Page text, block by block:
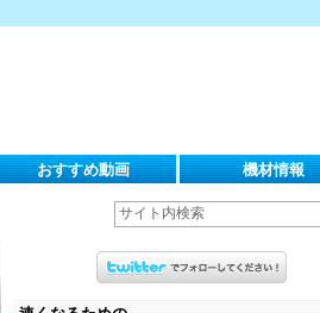
おすすめ動画 機材情報